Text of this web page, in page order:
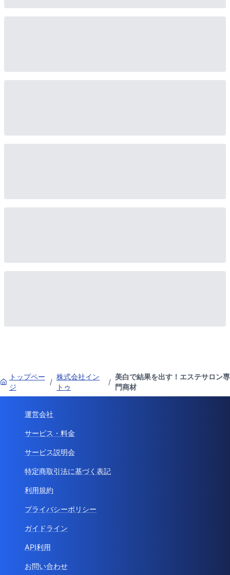
トップペー
ジ
/
株式会社イン
トゥ
/
美白で結果を出す！エステサロン専
門商材
運営会社
サービス・料金
サービス説明会
特定商取引法に基づく表記
利用規約
プライバシーポリシー
ガイドライン
API利用
お問い合わせ